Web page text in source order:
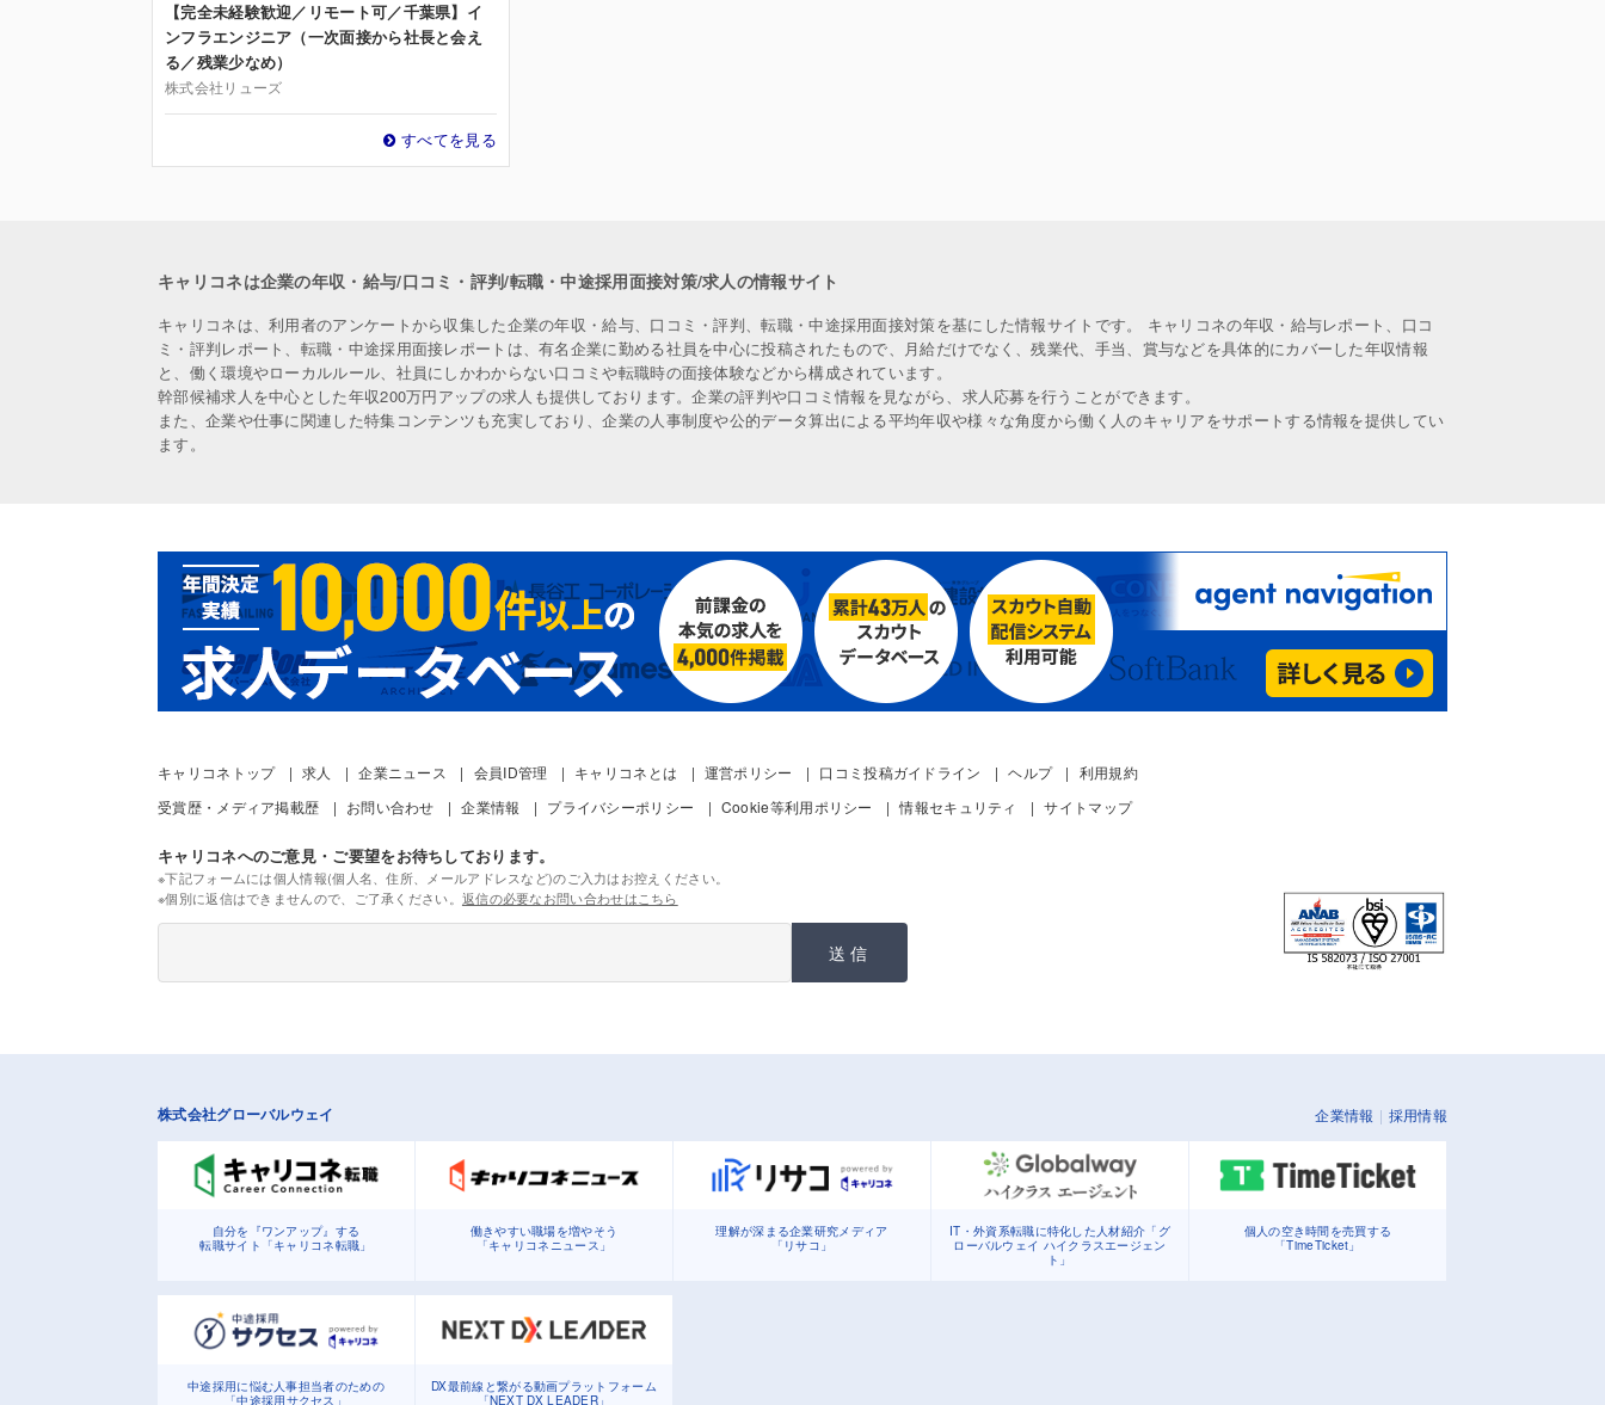
【完全未経験歓迎／リモート可／千葉県】イ
ンフラエンジニア（一次面接から社長と会え
る／残業少なめ）
株式会社リューズ
すべてを見る
キャリコネは企業の年収・給与/口コミ・評判/転職・中途採用面接対策/求人の情報サイト
キャリコネは、利用者のアンケートから収集した企業の年収・給与、口コミ・評判、転職・中途採用面接対策を基にした情報サイトです。 キャリコネの年収・給与レポート、口コ
ミ・評判レポート、転職・中途採用面接レポートは、有名企業に勤める社員を中心に投稿されたもので、月給だけでなく、残業代、手当、賞与などを具体的にカバーした年収情報
と、働く環境やローカルルール、社員にしかわからない口コミや転職時の面接体験などから構成されています。
幹部候補求人を中心とした年収200万円アップの求人も提供しております。企業の評判や口コミ情報を見ながら、求人応募を行うことができます。
また、企業や仕事に関連した特集コンテンツも充実しており、企業の人事制度や公的データ算出による平均年収や様々な角度から働く人のキャリアをサポートする情報を提供してい
ます。
キャリコネトップ 求人 企業ニュース 会員ID管理 キャリコネとは 運営ポリシー 口コミ投稿ガイドライン ヘルプ
利用規約
受賞歴・メディア掲載歴
お問い合わせ 企業情報 プライバシーポリシー Cookie等利用ポリシー 情報セキュリティ サイトマップ
キャリコネへのご意見・ご要望をお待ちしております。
※下記フォームには個人情報(個人名、住所、メールアドレスなど)のご入力はお控えください。
※個別に返信はできませんので、ご了承ください。 返信の必要なお問い合わせはこちら
送信
株式会社グローバルウェイ 企業情報 採用情報
自分を『ワンアップ』する
転職サイト「キャリコネ転職」
働きやすい職場を増やそう
「キャリコネニュース」
理解が深まる企業研究メディア
「リサコ」
IT・外資系転職に特化した人材紹介「グ
ローバルウェイ ハイクラスエージェン
ト」
個人の空き時間を売買する
「TimeTicket」
中途採用に悩む人事担当者のための
「中途採用サクセス」
DX最前線と繋がる動画プラットフォーム
「NEXT DX LEADER」